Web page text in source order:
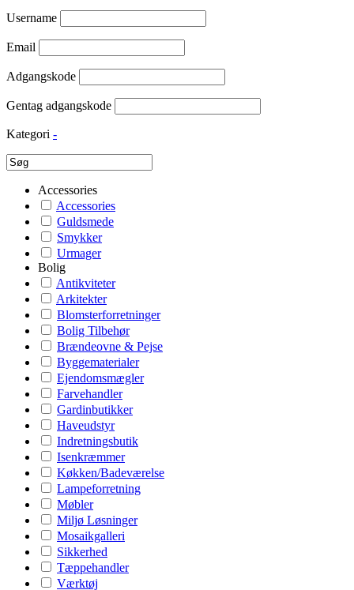
Username
Email
Adgangskode
Gentag adgangskode
Kategori -
Accessories
Accessories
Guldsmede
Smykker
Urmager
Bolig
Antikviteter
Arkitekter
Blomsterforretninger
Bolig Tilbehør
Brændeovne & Pejse
Byggematerialer
Ejendomsmægler
Farvehandler
Gardinbutikker
Haveudstyr
Indretningsbutik
Isenkræmmer
Køkken/Badeværelse
Lampeforretning
Møbler
Miljø Løsninger
Mosaikgalleri
Sikkerhed
Tæppehandler
Værktøj